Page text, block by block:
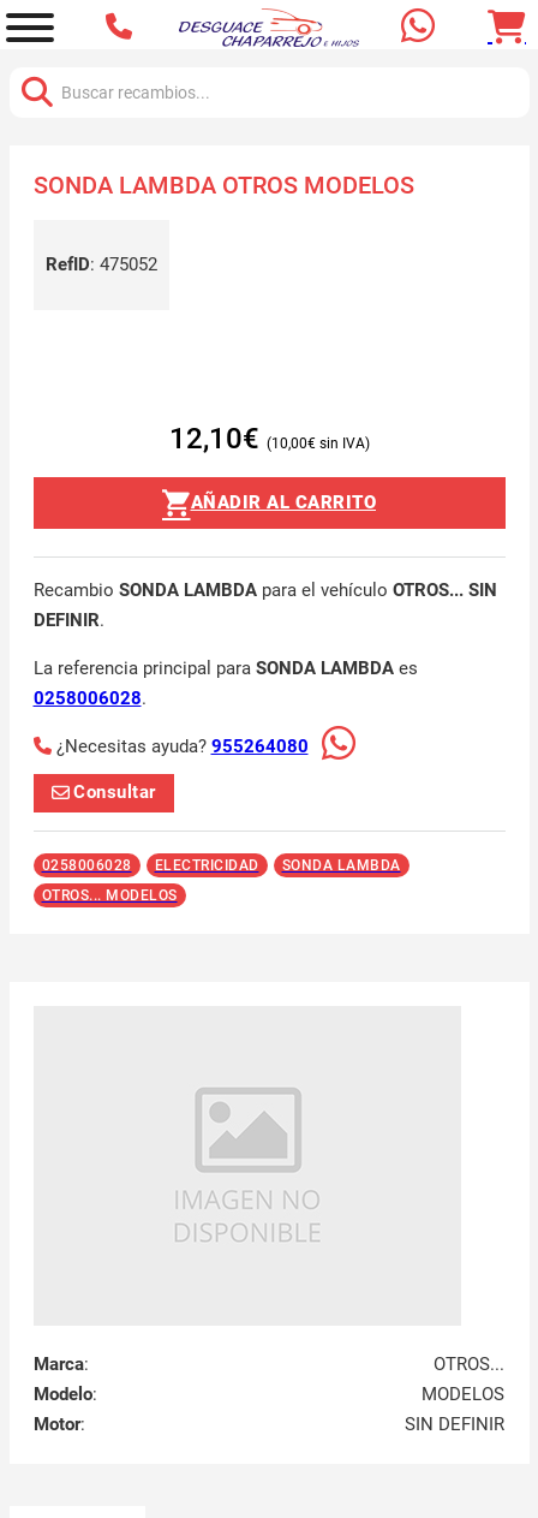
SONDA LAMBDA OTROS MODELOS
RefID: 475052
12,10€ 10,00€
AÑADIR AL CARRITO
Recambio SONDA LAMBDApara el vehículo OTROS... SIN
DEFINIR.
La referencia principal para SONDA LAMBDAes
0258006028.
¿Necesitas ayuda? 955264080
Consultar
0258006028 ELECTRICIDAD
SONDA LAMBDA
OTROS... MODELOS
Marca:
OTROS...
Modelo:
MODELOS
Motor: SIN DEFINIR